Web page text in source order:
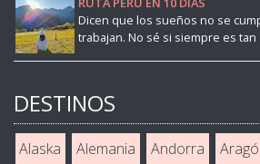
Dicen que los sueños no se
trabajan. No sé si siempre es tan
DESTINOS
Alaska Alemania Andorra